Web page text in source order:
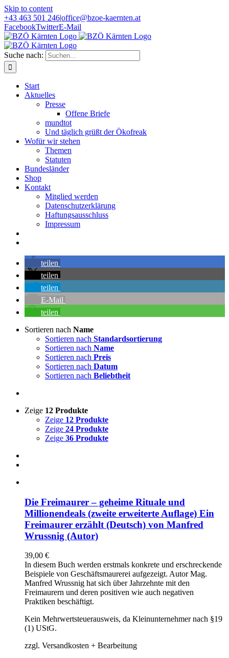
Skip to content
+43 463 501 246|office@bzoe-kaernten.at
FacebookTwitterE-Mail
Suche nach:
Start
Aktuelles
Presse
Offene Briefe
mundtot
Und täglich grüßt der Ökofreak
Wofür wir stehen
Themen
Statuten
Bundesländer
Shop
Kontakt
Mitglied werden
Datenschutzerklärung
Haftungsausschluss
Impressum
teilen
teilen
teilen
E-Mail
teilen
Sortieren nach Name
Sortieren nach Standardsortierung
Sortieren nach Name
Sortieren nach Preis
Sortieren nach Datum
Sortieren nach Beliebtheit
Zeige 12 Produkte
Zeige 12 Produkte
Zeige 24 Produkte
Zeige 36 Produkte
Die Freimaurer – geheime Rituale und
Millionendeals (zweite erweiterte Auflage) Ein
Freimaurer erzählt (Deutsch) von Manfred
Wrussnig (Autor)
39,00 €
In diesem Buch werden erstmals konkrete und erschreckende
Beispiele von Geschäftsmaurerei aufgezeigt. Autor Mag.
Manfred Wrussnig hat sich über Jahrzehnte mit den
Freimaurern und deren positiven wie auch negativen
Praktiken beschäftigt.
Kein Mehrwertsteuerausweis, da Kleinunternehmer nach §19
(1) UStG.
zzgl. Versandkosten + Bearbeitung